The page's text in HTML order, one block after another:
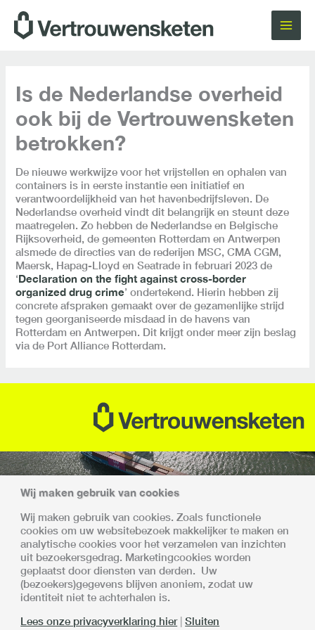
naar
Is de Nederlandse overheid
ook bij de Vertrouwensketen
betrokken?
De nieuwe werkwijze voor het vrijstellen en ophalen van
containers is in eerste instantie een initiatief en
verantwoordelijkheid van het havenbedrijfsleven. De
Nederlandse overheid vindt dit belangrijk en steunt deze
maatregelen. Zo hebben de Nederlandse en Belgische
Rijksoverheid, de gemeenten Rotterdam en Antwerpen
alsmede de directies van de rederijen MSC, CMA CGM,
Maersk, Hapag-Lloyd en Seatrade in februari 2023 de
‘Declaration on the fight against cross-border
organized drug crime’ ondertekend. Hierin hebben zij
concrete afspraken gemaakt over de gezamenlijke strijd
tegen georganiseerde misdaad in de havens van
Rotterdam en Antwerpen. Dit krijgt onder meer zijn beslag
via de Port Alliance Rotterdam.
Samen sterk
Met alle deelnemers is afgesproken dat de invoering en
opschaling van de Vertrouwensketen gefaseerd en
gecontroleerd plaatsvindt.
De Vertrouwensketen is een samenwerking van:
Wij maken gebruik van cookies
Wij maken gebruik van cookies. Zoals functionele
cookies om uw websitebezoek makkelijker te maken en
analytische cookies voor het verzamelen van inzichten
uit bezoekersgedrag. Marketingcookies worden
geplaatst door diensten van derden. Uw
(bezoekers)gegevens blijven anoniem, zodat uw
identiteit niet te achterhalen is.
Lees onze privacyverklaring hier
|Sluiten